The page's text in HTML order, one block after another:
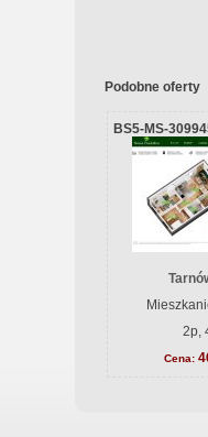
Podobne oferty
BS5-MS-
2p,
Cena: